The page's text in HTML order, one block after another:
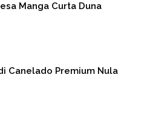
Manga Curta Duna
Canelado Premium Nula